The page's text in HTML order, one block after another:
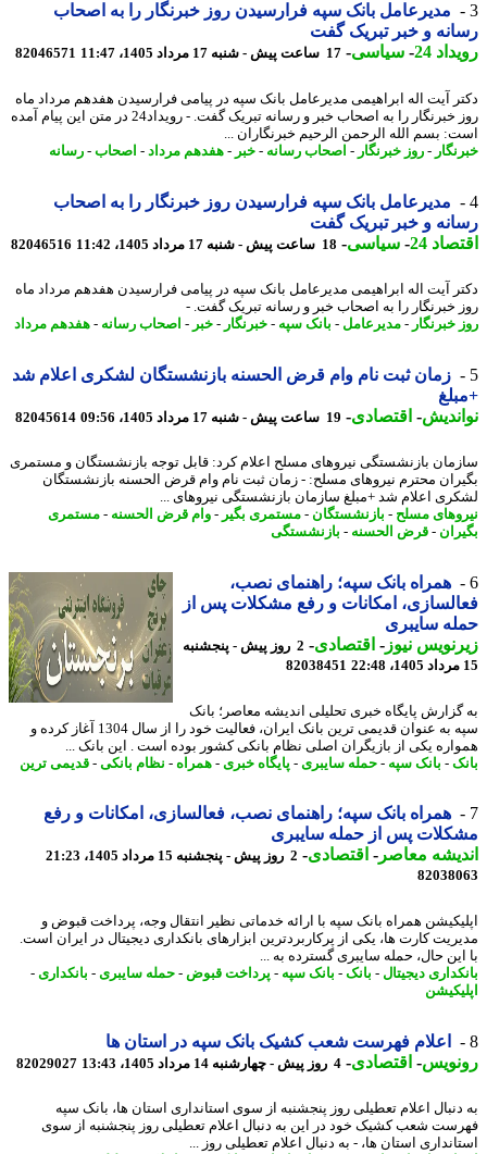
مدیرعامل بانک سپه فرارسیدن روز خبرنگار را به اصحاب
و خبر تبریک گفت
24
-سیاسی-17 ساعت پیش - شنبه 17 مرداد 1405، 11:47 82046571
آیت اله ابراهیمی مدیرعامل بانک سپه در پیامی فرارسیدن هفدهم مرداد ماه
روز خبرنگار را به اصحاب خبر و رسانه تبریک گفت. - رویداد24 در متن این پیام آمده
بسم الله الرحمن الرحیم خبرنگاران ...
-روز خبرنگار -اصحاب رسانه-خبر-هفدهم مرداد-اصحاب-رسانه
مدیرعامل بانک سپه فرارسیدن روز خبرنگار را به اصحاب
و خبر تبریک گفت
24
-سیاسی-18 ساعت پیش - شنبه 17 مرداد 1405، 11:42 82046516
آیت اله ابراهیمی مدیرعامل بانک سپه در پیامی فرارسیدن هفدهم مرداد ماه
خبرنگار را به اصحاب خبر و رسانه تبریک گفت. -
خبرنگار -مدیرعامل-بانک سپه -خبرنگار -خبر-اصحاب رسانه-هفدهم مرداد
زمان ثبت نام وام قرض الحسنه بازنشستگان لشکری اعلام شد
-اقتصادی-19 ساعت پیش - شنبه 17 مرداد 1405، 09:56 82045614
بازنشستگی نیروهای مسلح اعلام کرد: قابل توجه بازنشستگان و مستمری
محترم نیروهای مسلح: - زمان ثبت نام وام قرض الحسنه بازنشستگان
اعلام شد +مبلغ سازمان بازنشستگی نیروهای ...
مسلح-بازنشستگان-مستمری بگیر -وام قرض الحسنه-مستمری
- قرض الحسنه-بازنشستگی
همراه بانک سپه؛ راهنمای نصب،
امکانات و رفع مشکلات پس از
سایبری
نیوز-اقتصادی- 2 روز پیش - پنجشنبه
82038451
پایگاه خبری تحلیلی اندیشه معاصر؛ بانک
سپه به عنوان قدیمی ترین بانک ایران، فعالیت خود را از سال 1304 آغاز کرده و
یکی از بازیگران اصلی نظام بانکی کشور بوده است . این بانک ...
-بانک سپه -حمله سایبری- پایگاه خبری- همراه- نظام بانکی-قدیمی ترین
همراه بانک سپه؛ راهنمای نصب، فعالسازی، امکانات و رفع
پس از حمله سایبری
معاصر-اقتصادی-2 روز پیش - پنجشنبه 15 مرداد 1405، 21:23
همراه بانک سپه با ارائه خدماتی نظیر انتقال وجه، پرداخت قبوض و
کارت ها، یکی از پرکاربردترین ابزارهای بانکداری دیجیتال در ایران است.
حال، حمله سایبری گسترده به ...
دیجیتال-بانک -بانک سپه -پرداخت قبوض-حمله سایبری- بانکداری-
اعلام فهرست شعب کشیک بانک سپه در استان ها
-اقتصادی-4 روز پیش - چهارشنبه 14 مرداد 1405، 13:43 82029027
اعلام تعطیلی روز پنجشنبه از سوی استانداری استان ها، بانک سپه
شعب کشیک خود در این به دنبال اعلام تعطیلی روز پنجشنبه از سوی
استان ها، - به دنبال اعلام تعطیلی روز ...